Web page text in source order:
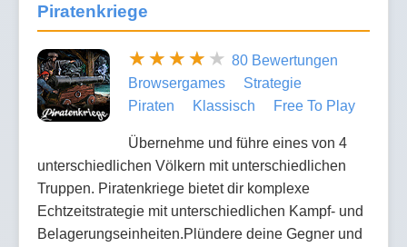
Piratenkriege
80 Bewertungen
Browsergames
Strategie
Piraten
Klassisch Free To Play
Übernehme und führe eines von 4
unterschiedlichen Völkern mit unterschiedlichen
Truppen. Piratenkriege bietet dir komplexe
Echtzeitstrategie mit unterschiedlichen Kampf- und
Belagerungseinheiten.Plündere deine Gegner und